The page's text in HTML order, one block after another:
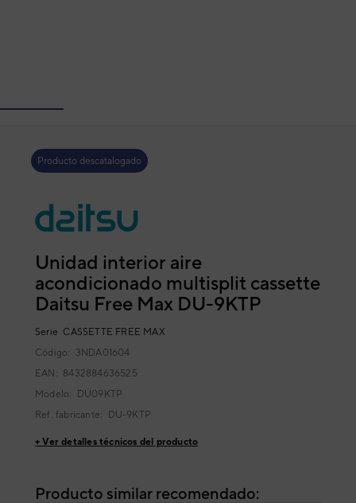
Producto descatalogado
Unidad interior aire
acondicionado multisplit cassette
Daitsu Free Max DU-9KTP
Serie CASSETTE FREE MAX
Código: 3NDA01604
EAN: 8432884636525
Modelo:
DU09KTP
Ref. fabricante:
DU-9KTP
+ Ver detalles técnicos del producto
Producto similar recomendado: